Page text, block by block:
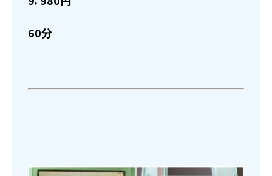
60分